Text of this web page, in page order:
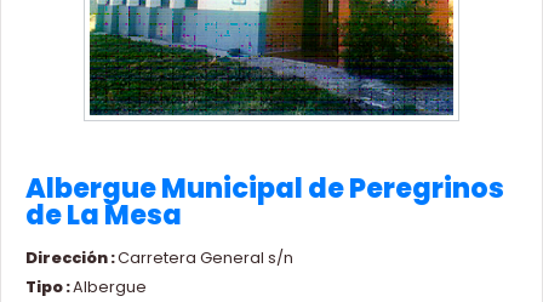
Albergue Municipal de Peregrinos
de La Mesa
Dirección :Carretera General s/n
Tipo :Albergue